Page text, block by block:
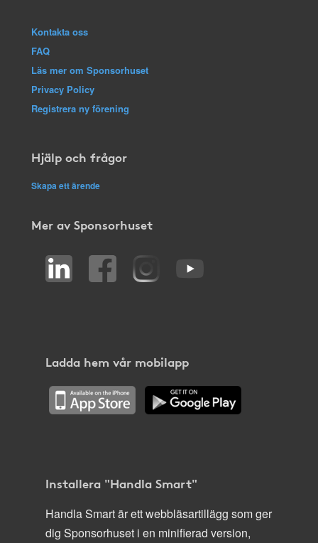
Kontakta oss
FAQ
Läs mer om Sponsorhuset
Privacy Policy
Registrera ny förening
Hjälp och frågor
Skapa ett ärende
Mer av Sponsorhuset
Ladda hem vår mobilapp
Installera "Handla Smart"
Handla Smart är ett webbläsartillägg som ger
dig Sponsorhuset i en minifierad version,